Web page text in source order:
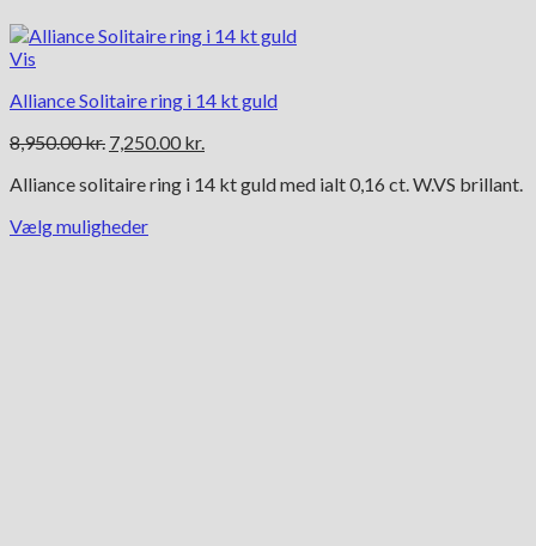
Vis
Alliance Solitaire ring i 14 kt guld
8,950.00kr. Den
pris
8,950.00 kr..
7,250.00 kr.
pris
Alliance solitaire ring i 14 kt guld med ialt 0,16 ct. W.VS brillant.
Vælg muligheder